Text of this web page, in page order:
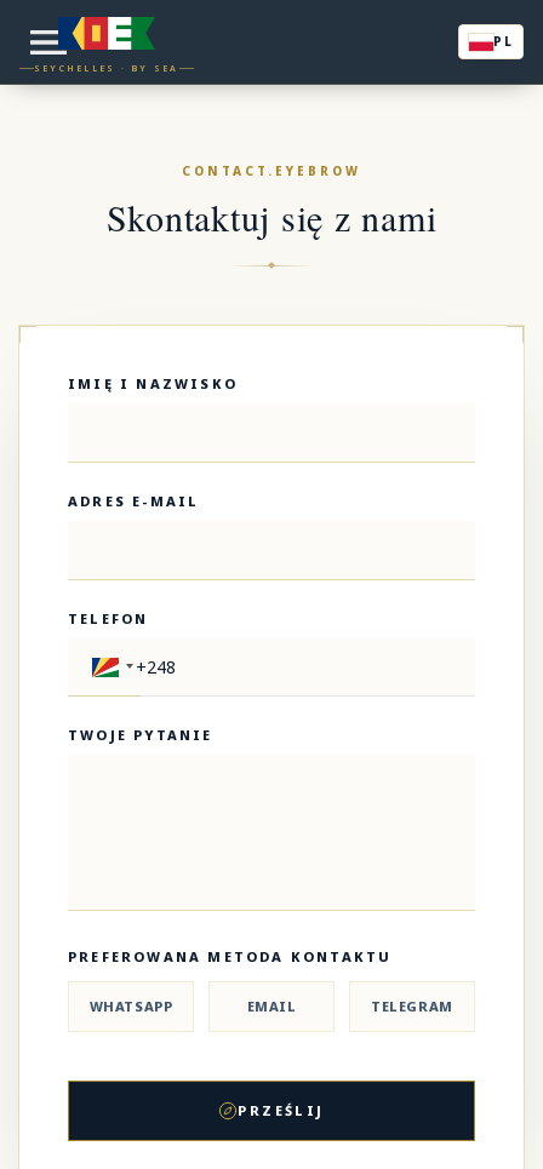
SEYCHELLES · BY SEA
PL
CONTACT.EYEBROW
Skontaktuj się z nami
IMIĘ I NAZWISKO
ADRES E-MAIL
TELEFON
TWOJE PYTANIE
PREFEROWANA METODA KONTAKTU
WHATSAPP EMAIL TELEGRAM
PRZEŚLIJ